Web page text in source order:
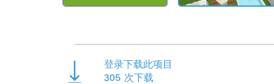
登录下载此项目
305 次下载